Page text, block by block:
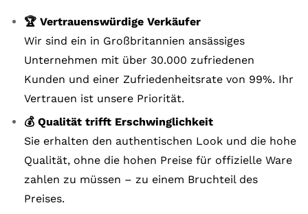
🏆 Vertrauenswürdige Verkäufer
Wir sind ein in Großbritannien ansässiges
Unternehmen mit über 30.000 zufriedenen
Kunden und einer Zufriedenheitsrate von 99%. Ihr
Vertrauen ist unsere Priorität.
💰 Qualität trifft Erschwinglichkeit
Sie erhalten den authentischen Look und die hohe
Qualität, ohne die hohen Preise für offizielle Ware
zahlen zu müssen – zu einem Bruchteil des
Preises.